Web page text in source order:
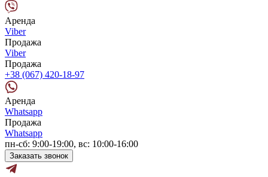
Аренда
Viber
Продажа
Viber
Продажа
+38 (067) 420-18-97
Аренда
Whatsapp
Продажа
Whatsapp
пн-сб: 9:00-19:00, вс: 10:00-16:00
Заказать звонок